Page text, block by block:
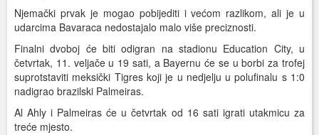
Njemački prvak je mogao pobijediti i većom razlikom, ali je u
udarcima Bavaraca nedostajalo malo više preciznosti.
Finalni dvoboj će biti odigran na stadionu Education City, u
četvrtak, 11. veljače u 19 sati, a Bayernu će se u borbi za trofej
suprotstaviti meksički Tigres koji je u nedjelju u polufinalu s 1:0
nadigrao brazilski Palmeiras.
Al Ahly i Palmeiras će u četvrtak od 16 sati igrati utakmicu za
treće mjesto.